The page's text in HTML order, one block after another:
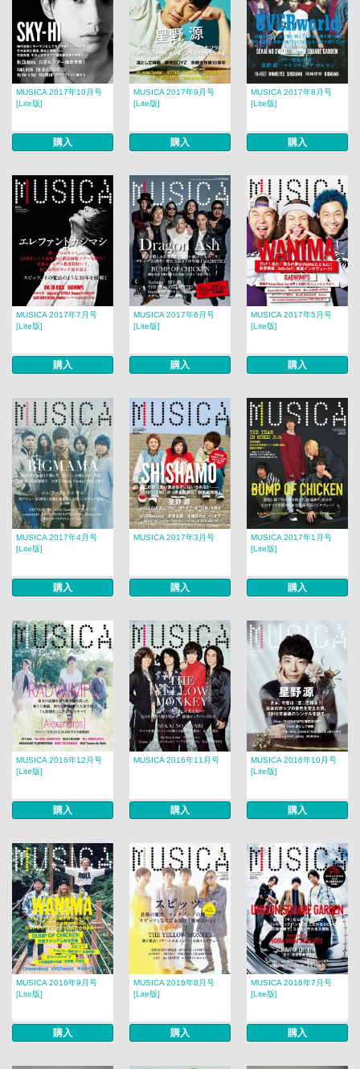
MUSICA 2017年10月号
[Lite版]
購入
MUSICA 2017年9月号
[Lite版]
購入
MUSICA 2017年8月号​​
[Lite版]
購入
MUSICA 2017年7月号
[Lite版]
購入
MUSICA 2017年6月号
[Lite版]
購入
MUSICA 2017年5月号
[Lite版]
購入
MUSICA 2017年4月号
[Lite版]
購入
MUSICA 2017年3月号
購入
MUSICA 2017年1月号
[Lite版]
購入
MUSICA 2016年12月号
[Lite版]
購入
MUSICA 2016年11月号
購入
MUSICA 2016年10月号
[Lite版]
購入
MUSICA 2016年9月号
[Lite版]
購入
MUSICA 2016年8月号
[Lite版]
購入
MUSICA 2016年7月号
[Lite版]
購入